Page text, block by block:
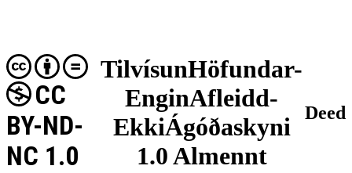
TilvísunHöfundar-
EnginAfleidd-
EkkiÁgóðaskyni
1.0 Almennt
CC
BY-ND-
NC 1.0
Deed